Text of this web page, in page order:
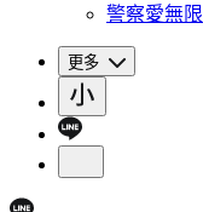
警察愛無限
更多